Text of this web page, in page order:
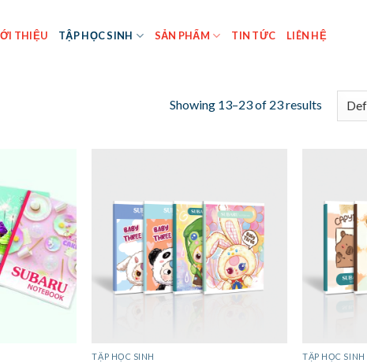
THIỆU TẬP HỌC SINH SẢN PHẨM TIN TỨC LIÊN HỆ
Showing 13–23 of 23 results
TẬP HỌC SINH TẬP HỌC SINH